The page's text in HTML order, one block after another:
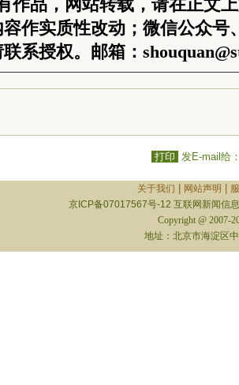
作品，网站转载，请在正文
容作实质性改动；微信公众号
系授权。邮箱：
打印 发E-mail给
关于我们 网站声明
京ICP备07017567号-12 互联网新闻信
Copyright @ 2007-
地址：北京市海淀区